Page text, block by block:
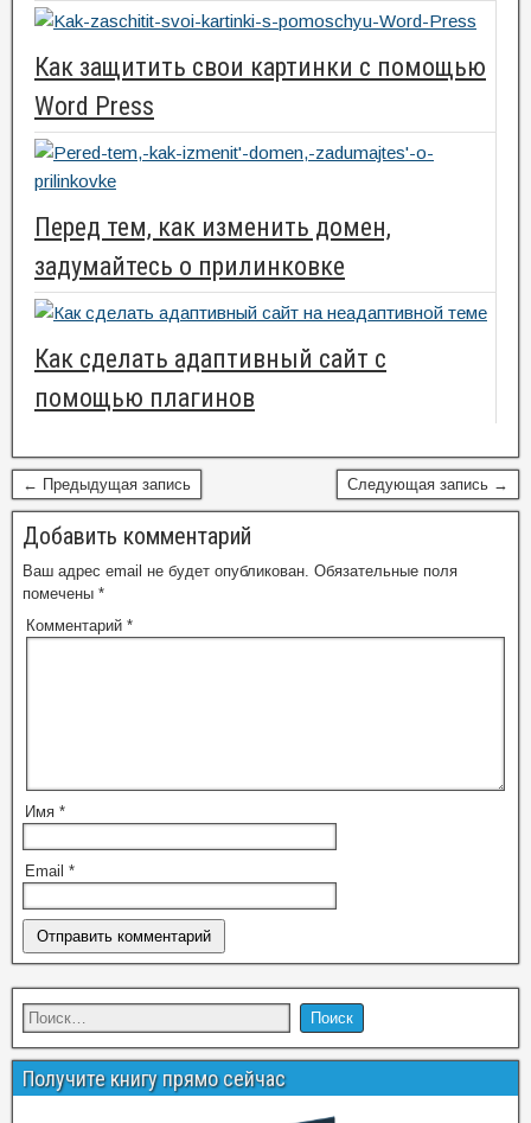
Как защитить свои картинки с помощью
Word Press
Перед тем, как изменить домен,
задумайтесь о прилинковке
Как сделать адаптивный сайт с
помощью плагинов
← Предыдущая запись Следующая запись →
Добавить комментарий
Ваш адрес email не будет опубликован. Обязательные поля
помечены *
Комментарий *
Имя *
Email *
Получите книгу прямо сейчас